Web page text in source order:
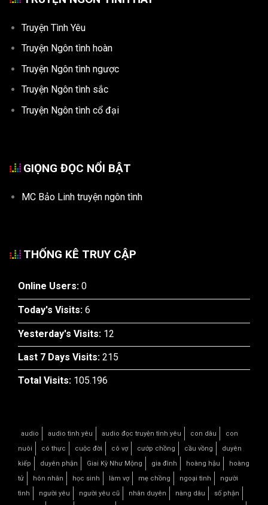
Truyện Tình Yêu
Truyện Ngôn tình hoàn
Truyện Ngôn tình ngược
Truyện Ngôn tình sắc
Truyện Ngôn tình cổ đại
GIỌNG ĐỌC NỔI BẬT
MC Bảo Linh truyện ngôn tình
THỐNG KÊ TRUY CẬP
Online Users: 0
Today's Visits: 6
Yesterday's Visits: 12
Last 7 Days Visits: 215
Total Visits: 105.196
audio audio tình yêu audio đọc truyện tình yêu con dâu
con
nuôi
có thực cuộc đời cô vợ cướp chồng cầu vồng
duyên
kiếp
duyên phận Giai Kỳ Như Mộng gia đình hoàng hậu
hoàng
tử
hôn nhân học sinh làm vợ mẹ chồng ngoại tình
người
tình
người yêu người yêu cũ nhân duyên nàng dâu
số phận